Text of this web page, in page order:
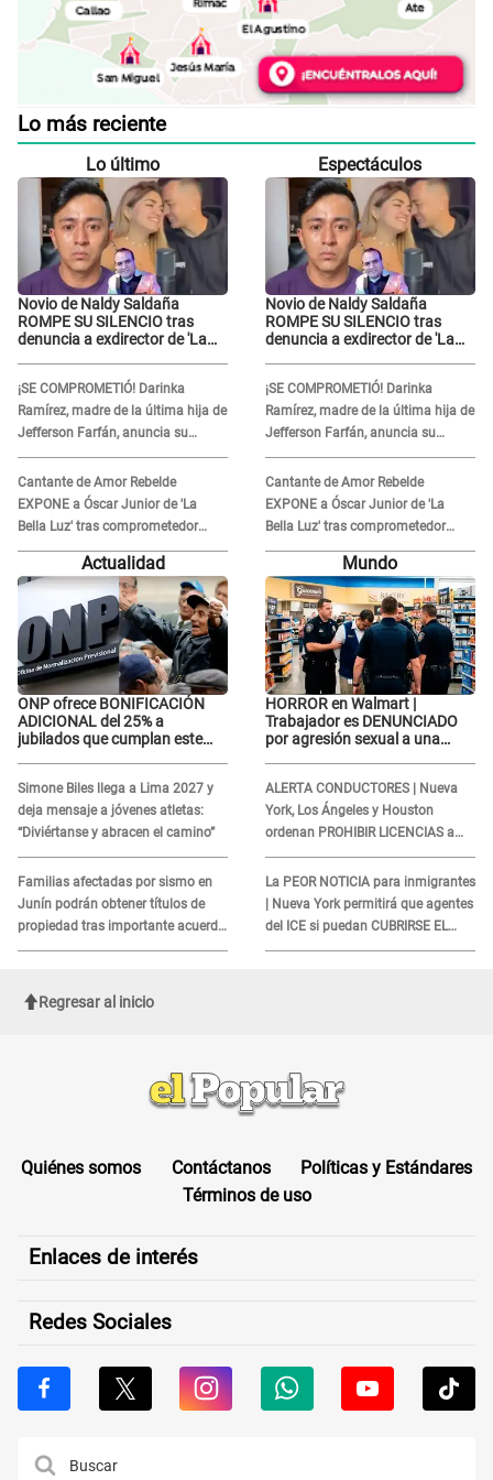
Lo más reciente
Lo último
Novio de Naldy Saldaña
ROMPE SU SILENCIO tras
denuncia a exdirector de 'La
¡SE COMPROMETIÓ! Darinka
Ramírez, madre de la última hija de
Jefferson Farfán, anuncia su
compromiso: "Sí, para siempre"
Cantante de Amor Rebelde
EXPONE a Óscar Junior de 'La
Bella Luz' tras comprometedor
video y detalla DESAGRADABLE
momento: "Me hizo sentir
Espectáculos
Novio de Naldy Saldaña
ROMPE SU SILENCIO tras
denuncia a exdirector de 'La
¡SE COMPROMETIÓ! Darinka
Ramírez, madre de la última hija de
Jefferson Farfán, anuncia su
compromiso: "Sí, para siempre"
Cantante de Amor Rebelde
EXPONE a Óscar Junior de 'La
Bella Luz' tras comprometedor
video y detalla DESAGRADABLE
momento: "Me hizo sentir
incómoda"
Actualidad
ONP ofrece BONIFICACIÓN
ADICIONAL del 25% a
jubilados que cumplan este
Simone Biles llega a Lima 2027 y
deja mensaje a jóvenes atletas:
“Diviértanse y abracen el camino”
Familias afectadas por sismo en
Junín podrán obtener títulos de
propiedad tras importante acuerdo
de Cofopri
Mundo
HORROR en Walmart |
Trabajador es DENUNCIADO
por agresión sexual a una
ALERTA CONDUCTORES | Nueva
York, Los Ángeles y Houston
ordenan PROHIBIR LICENCIAS a
quienes no presenten ESTE
DOCUMENTO
La PEOR NOTICIA para inmigrantes
| Nueva York permitirá que agentes
del ICE si puedan CUBRIRSE EL
ROSTRO
Regresar al inicio
Quiénes somos Contáctanos
Políticas y Estándares
Términos de uso
Enlaces de interés
Redes Sociales